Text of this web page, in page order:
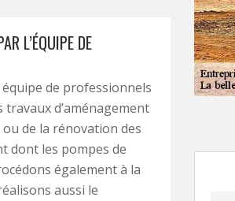
L’ÉQUIPE DE
de professionnels
d’aménagement
de la rénovation des
dont les pompes de
également à la
aussi le